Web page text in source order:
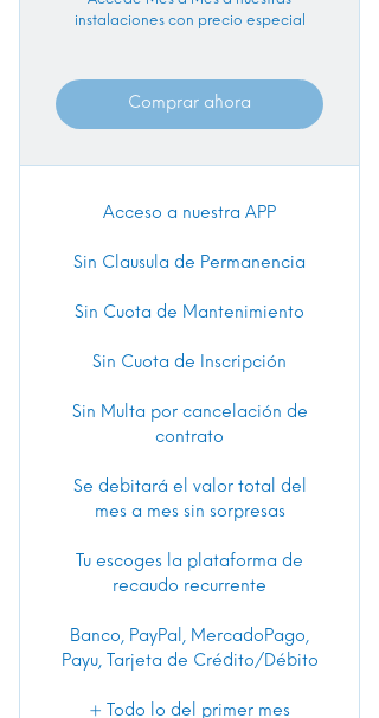
instalaciones con precio especial
Comprar ahora
Acceso a nuestra APP
Sin Clausula de Permanencia
Sin Cuota de Mantenimiento
Sin Cuota de Inscripción
Sin Multa por cancelación de
contrato
Se debitará el valor total del
mes a mes sin sorpresas
Tu escoges la plataforma de
recaudo recurrente
Banco, PayPal, MercadoPago,
Payu, Tarjeta de Crédito/Débito
+ Todo lo del primer mes